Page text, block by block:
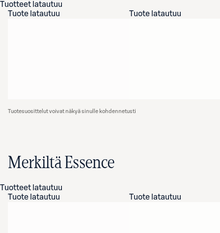
Tuotteet latautuu
Tuote latautuu
Tuote latautuu
Tuotesuosittelut voivat näkyä sinulle kohdennetusti
Merkiltä Essence
Tuotteet latautuu
Tuote latautuu
Tuote latautuu